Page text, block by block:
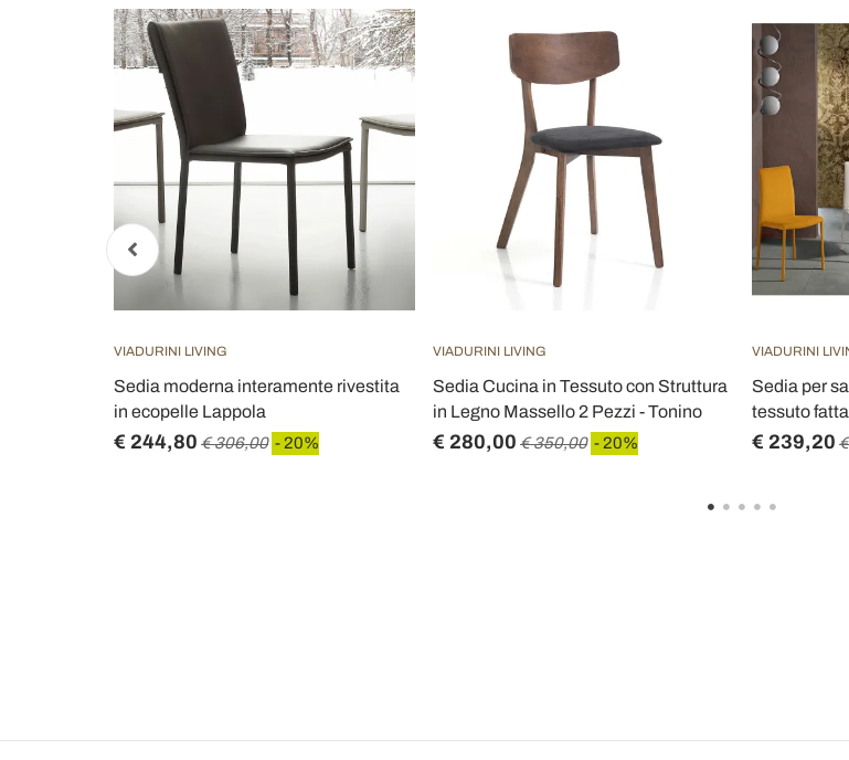
VIADURINI LIVING
Sedia moderna interamente rivestita
in ecopelle Lappola
€ 244,80 € 306,00 - 20%
VIADURINI LIVING
Sedia Cucina in Tessuto con Struttura
in Legno Massello 2 Pezzi - Tonino
€ 280,00 € 350,00 - 20%
VIADURINI
Sedia per
tessuto
€ 239,20